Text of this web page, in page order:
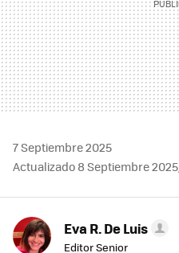
7 Septiembre 2025
Actualizado 8 Septiembre
Eva R. De Luis
Editor Senior